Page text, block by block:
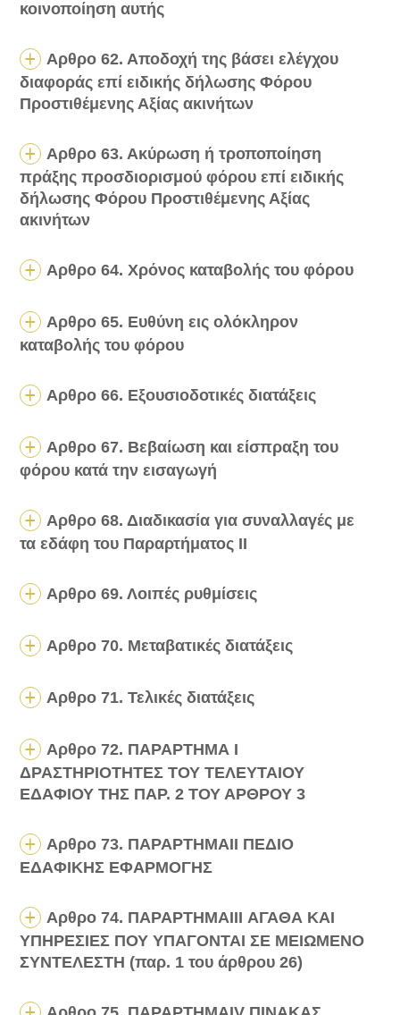
κοινοποίηση αυτής
Αρθρο 62. Αποδοχή της βάσει ελέγχου
διαφοράς επί ειδικής δήλωσης Φόρου
Προστιθέμενης Αξίας ακινήτων
Αρθρο 63. Ακύρωση ή τροποποίηση
πράξης προσδιορισμού φόρου επί ειδικής
δήλωσης Φόρου Προστιθέμενης Αξίας
ακινήτων
Αρθρο 64. Χρόνος καταβολής του φόρου
Αρθρο 65. Ευθύνη εις ολόκληρον
καταβολής του φόρου
Αρθρο 66. Εξουσιοδοτικές διατάξεις
Αρθρο 67. Βεβαίωση και είσπραξη του
φόρου κατά την εισαγωγή
Αρθρο 68. Διαδικασία για συναλλαγές με
τα εδάφη του Παραρτήματος ΙΙ
Αρθρο 69. Λοιπές ρυθμίσεις
Αρθρο 70. Μεταβατικές διατάξεις
Αρθρο 71. Τελικές διατάξεις
Αρθρο 72. ΠΑΡΑΡΤΗΜΑ Ι
ΔΡΑΣΤΗΡΙΟΤΗΤΕΣ ΤΟΥ ΤΕΛΕΥΤΑΙΟΥ
ΕΔΑΦΙΟΥ ΤΗΣ ΠΑΡ. 2 ΤΟΥ ΑΡΘΡΟΥ 3
Αρθρο 73. ΠΑΡΑΡΤΗΜΑII ΠΕΔΙΟ
ΕΔΑΦΙΚΗΣ ΕΦΑΡΜΟΓΗΣ
Αρθρο 74. ΠΑΡΑΡΤΗΜΑIII ΑΓΑΘΑ ΚΑΙ
ΥΠΗΡΕΣΙΕΣ ΠΟΥ ΥΠΑΓΟΝΤΑΙ ΣΕ ΜΕΙΩΜΕΝΟ
ΣΥΝΤΕΛΕΣΤΗ (παρ. 1 του άρθρου 26)